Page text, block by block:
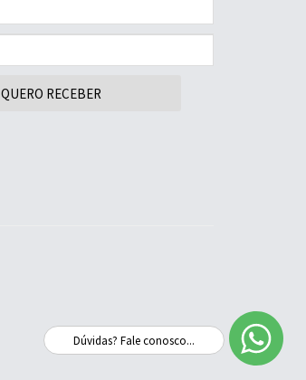
QUERO RECEBER
Dúvidas? Fale conosco...